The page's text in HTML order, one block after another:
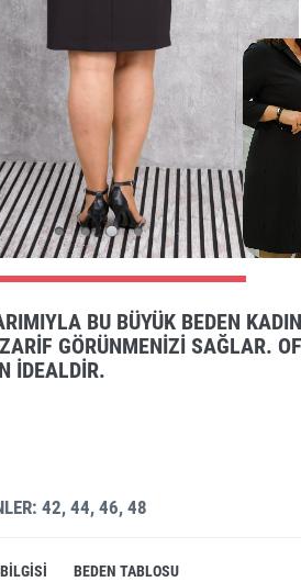
BU BÜYÜK BEDEN
GÖRÜNMENIZI SAĞLAR.
IDEALDIR.
42, 44, 46, 48
BEDEN TABLOSU